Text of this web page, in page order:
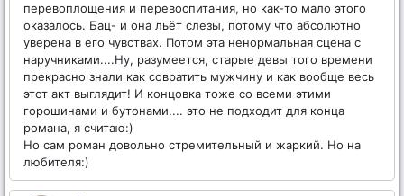
перевоплощения и перевоспитания, но как-то мало этого
оказалось. Бац- и она льёт слезы, потому что абсолютно
уверена в его чувствах. Потом эта ненормальная сцена с
наручниками....Ну, разумеется, старые девы того времени
прекрасно знали как совратить мужчину и как вообще весь
этот акт выглядит! И концовка тоже со всеми этими
горошинами и бутонами.... это не подходит для конца
романа, я считаю:)
Но сам роман довольно стремительный и жаркий. Но на
любителя:)